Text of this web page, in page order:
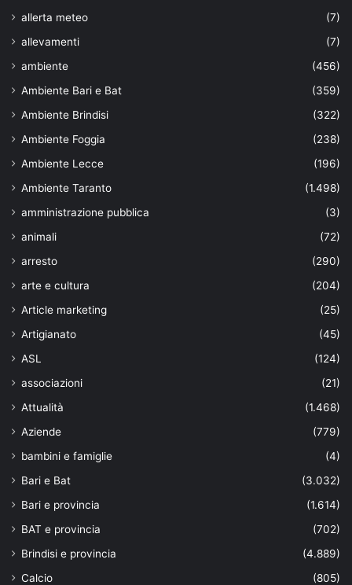
allerta meteo
(7)
allevamenti
(7)
ambiente
(456)
Ambiente Bari e Bat
(359)
Ambiente Brindisi
(322)
Ambiente Foggia
(238)
Ambiente Lecce
(196)
Ambiente Taranto
(1.498)
amministrazione pubblica
(3)
animali
(72)
arresto
(290)
arte e cultura
(204)
Article marketing
(25)
Artigianato
(45)
ASL
(124)
associazioni
(21)
Attualità
(1.468)
Aziende
(779)
bambini e famiglie
(4)
Bari e Bat
(3.032)
Bari e provincia
(1.614)
BAT e provincia
(702)
Brindisi e provincia
(4.889)
Calcio
(805)